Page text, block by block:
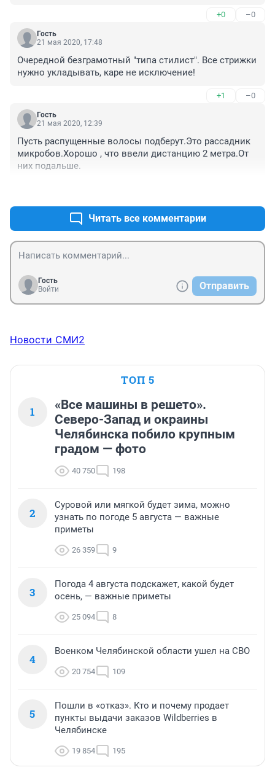
+0 –0
Гость
21 мая 2020, 17:48
Очередной безграмотный "типа стилист". Все стрижки
нужно укладывать, каре не исключение!
+1 –0
Гость
21 мая 2020, 12:39
Пусть распущенные волосы подберут.Это рассадник
микробов.Хорошо , что ввели дистанцию 2 метра.От
них подальше.
Читать все комментарии
Гость
Войти
Отправить
Новости СМИ2
ТОП 5
1
«Все машины в решето».
Северо-Запад и окраины
Челябинска побило крупным
градом — фото
40 750 198
2
Суровой или мягкой будет зима, можно
узнать по погоде 5 августа — важные
приметы
26 359 9
3
Погода 4 августа подскажет, какой будет
осень, — важные приметы
25 094 8
4
Военком Челябинской области ушел на СВО
20 754 109
5
Пошли в «отказ». Кто и почему продает
пункты выдачи заказов Wildberries в
Челябинске
19 854 195